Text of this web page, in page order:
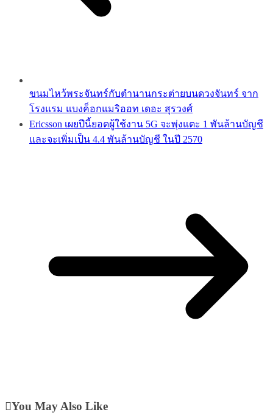
ขนมไหว้พระจันทร์กับตำนานกระต่ายบนดวงจันทร์ จาก
โรงแรม แบงค็อกแมริออท เดอะ สุรวงศ์
Ericsson เผยปีนี้ยอดผู้ใช้งาน 5G จะพุ่งแตะ 1 พันล้านบัญชี
และจะเพิ่มเป็น 4.4 พันล้านบัญชี ในปี 2570
You May Also Like